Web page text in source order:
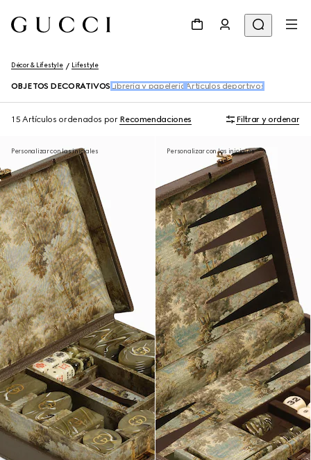
Décor & Lifestyle Lifestyle
OBJETOS DECORATIVOS Librería y papelería Artículos deportivos
15 Artículos ordenados por Recomendaciones Filtrar y ordenar
Personalizar con las iniciales Personalizar con las iniciales